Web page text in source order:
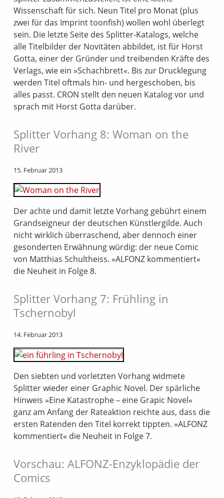
Wissenschaft für sich. Neun Titel pro Monat (plus
zwei für das Imprint toonfish) wollen wohl überlegt
sein. Die letzte Seite des Splitter-Katalogs, welche
alle Titelbilder der Novitäten abbildet, ist für Horst
Gotta, einer der Gründer und treibenden Kräfte des
Verlags, wie ein »Schachbrett«. Bis zur Drucklegung
werden Titel oftmals hin- und hergeschoben, bis
alles passt. CRON stellt den neuen Katalog vor und
sprach mit Horst Gotta darüber.
Splitter Vorhang 8: Woman on the
River
15. Februar 2013
Der achte und damit letzte Vorhang gebührt einem
Grandseigneur der deutschen Künstlergilde. Auch
nicht wirklich überraschend, aber dennoch einer
gesonderten Erwähnung würdig: der neue Comic
von Matthias Schultheiss. »ALFONZ kommentiert«
die Neuheit in Folge 8.
Splitter Vorhang 7: Frühling in
Tschernobyl
14. Februar 2013
Den siebten und vorletzten Vorhang widmete
Splitter wieder einer Graphic Novel. Der spärliche
Hinweis »Eine Katastrophe – eine Grapic Novel«
ganz am Anfang der Rateaktion reichte aus, dass die
ersten Ratenden den Titel korrekt tippten. »ALFONZ
kommentiert« die Neuheit in Folge 7.
Vorschau: ALFONZ-Enzyklopädie der
Comics